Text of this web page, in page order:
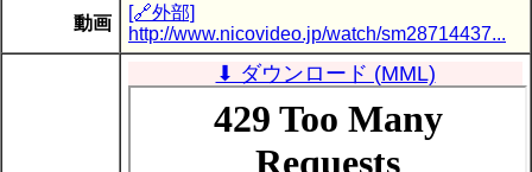
動画
[🔗外部]
http://www.nicovideo.jp/watch/sm28714437...
⬇ ダウンロード (MML)